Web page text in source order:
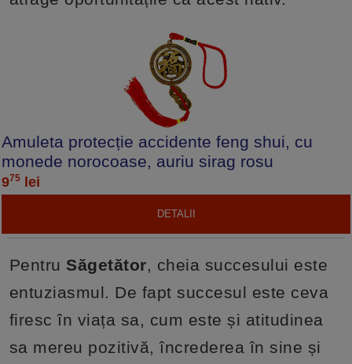
Amuleta protecție accidente feng shui, cu
monede norocoase, auriu sirag rosu
975 lei
DETALII
Pentru Săgetător, cheia succesului este
entuziasmul. De fapt succesul este ceva
firesc în viața sa, cum este și atitudinea
sa mereu pozitivă, încrederea în sine și